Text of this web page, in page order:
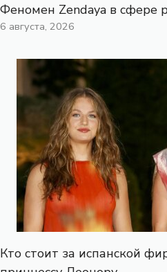
Феномен Zendaya в сфере
6 августа, 2026
Кто стоит за испанской